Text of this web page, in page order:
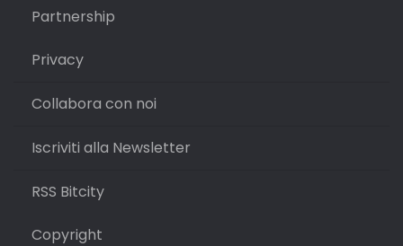
Partnership
Privacy
Collabora con noi
Iscriviti alla Newsletter
RSS Bitcity
Copyright